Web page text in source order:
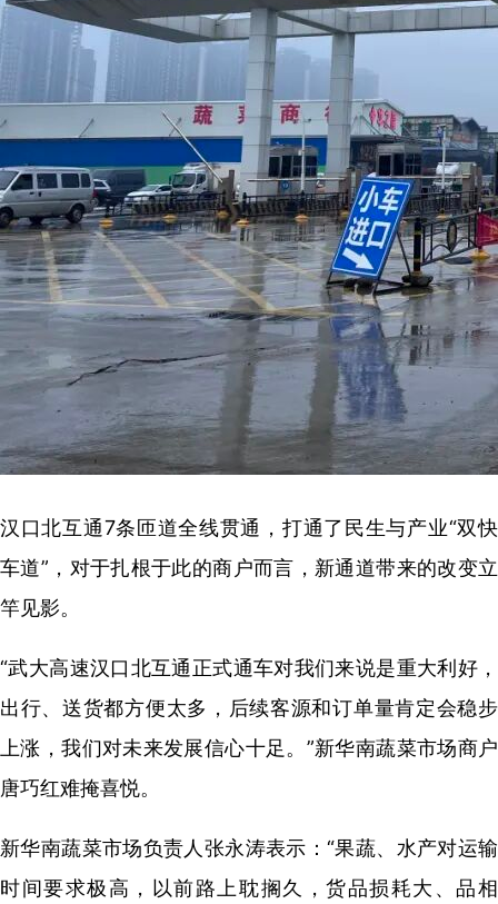
汉口北互通7条匝道全线贯通，打通了民生与产业“双快
车道”，对于扎根于此的商户而言，新通道带来的改变立
竿见影。
“武大高速汉口北互通正式通车对我们来说是重大利好，
出行、送货都方便太多，后续客源和订单量肯定会稳步
上涨，我们对未来发展信心十足。”新华南蔬菜市场商户
唐巧红难掩喜悦。
新华南蔬菜市场负责人张永涛表示：“果蔬、水产对运输
时间要求极高，以前路上耽搁久，货品损耗大、品相